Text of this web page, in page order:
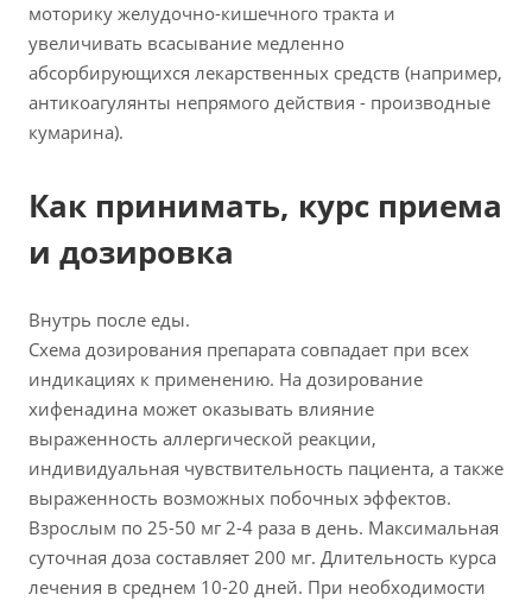
моторику желудочно-кишечного тракта и
увеличивать всасывание медленно
абсорбирующихся лекарственных средств (например,
антикоагулянты непрямого действия - производные
кумарина).
Как принимать, курс приема
и дозировка
Внутрь после еды.
Схема дозирования препарата совпадает при всех
индикациях к применению. На дозирование
хифенадина может оказывать влияние
выраженность аллергической реакции,
индивидуальная чувствительность пациента, а также
выраженность возможных побочных эффектов.
Взрослым по 25-50 мг 2-4 раза в день. Максимальная
суточная доза составляет 200 мг. Длительность курса
лечения в среднем 10-20 дней. При необходимости